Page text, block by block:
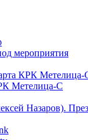
мероприятия
КРК Метелица-
Метелица-С
Назаров).